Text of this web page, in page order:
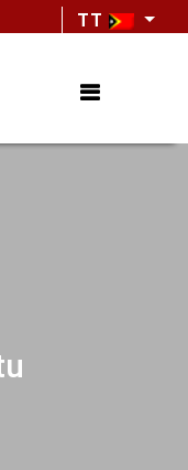
TT